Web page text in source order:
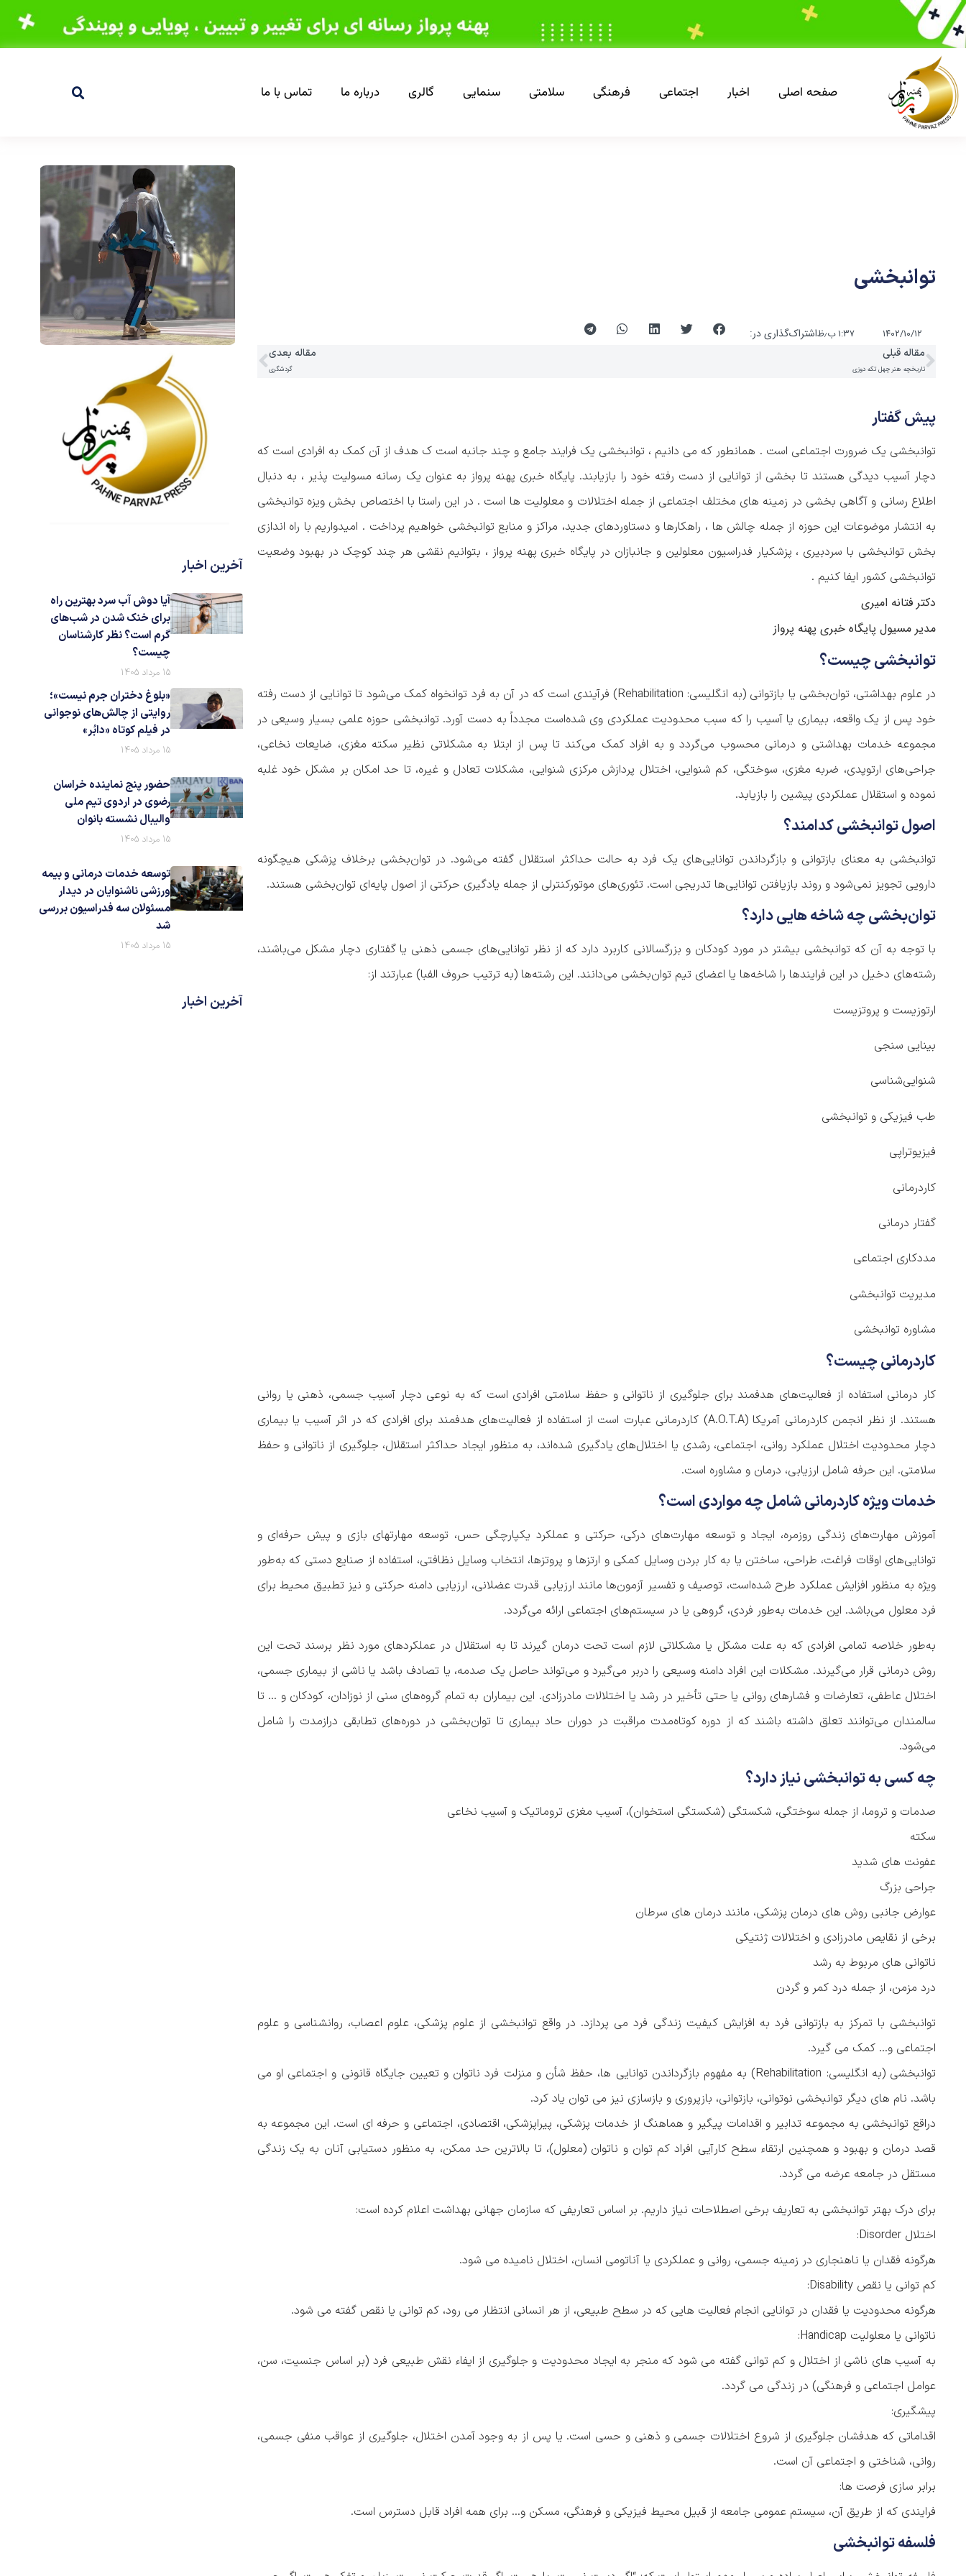
صفحه اصلی اخبار اجتماعی فرهنگی سلامتی سنمایی گالری درباره ما تماس با ما
توانبخشی
۱۴۰۲/۱۰/۱۲ ۱:۳۷ ب٫ظ اشتراک‌گذاری در:
مقاله قبلی
تاریخچه هنر چهل تکه دوزی
مقاله بعدی
گردشگری
پیش گفتار
توانبخشی یک ضرورت اجتماعی است . همانطور که می دانیم ، توانبخشی یک فرایند جامع و چند جانبه است ک هدف از آن کمک به افرادی است که
دچار آسیب دیدگی هستند تا بخشی از توانایی از دست رفته خود را بازیابند. پایگاه خبری پهنه پرواز به عنوان یک رسانه مسولیت پذیر ، به دنبال
اطلاع رسانی و آگاهی بخشی در زمینه های مختلف اجتماعی از جمله اختلالات و معلولیت ها است . در این راستا با اختصاص بخش ویزه توانبخشی
به انتشار موضوعات این حوزه از جمله چالش ها ، راهکارها و دستاوردهای جدید، مراکز و منابع توانبخشی خواهیم پرداخت . امیدواریم با راه اندازی
بخش توانبخشی با سردبیری ، پزشکیار فدراسیون معلولین و جانبازان در پایگاه خبری پهنه پرواز ، بتوانیم نقشی هر چند کوچک در بهبود وضعیت
توانبخشی کشور ایفا کنیم .
دکتر فتانه امیری
مدیر مسیول پایگاه خبری پهنه پرواز
توانبخشی چیست؟
در علوم بهداشتی، توان‌بخشی یا بازتوانی (به انگلیسی: Rehabilitation) فرآیندی است که در آن به فرد توانخواه کمک می‌شود تا توانایی از دست رفته
خود پس از یک واقعه، بیماری یا آسیب را که سبب محدودیت عملکردی وی شده‌است مجدداً به دست آورد. توانبخشی حوزه علمی بسیار وسیعی در
مجموعه خدمات بهداشتی و درمانی محسوب می‌گردد و به افراد کمک می‌کند تا پس از ابتلا به مشکلاتی نظیر سکته مغزی، ضایعات نخاعی،
جراحی‌های ارتوپدی، ضربه مغزی، سوختگی، کم شنوایی، اختلال پردازش مرکزی شنوایی، مشکلات تعادل و غیره، تا حد امکان بر مشکل خود غلبه
نموده و استقلال عملکردی پیشین را بازیابد.
اصول توانبخشی کدامند؟
توانبخشی به معنای بازتوانی و بازگرداندن توانایی‌های یک فرد به حالت حداکثر استقلال گفته می‌شود. در توان‌بخشی برخلاف پزشکی هیچگونه
دارویی تجویز نمی‌شود و روند بازیافتن توانایی‌ها تدریجی است. تئوری‌های موتورکنترلی از جمله یادگیری حرکتی از اصول پایه‌ای توان‌بخشی هستند.
توان‌بخشی چه شاخه هایی دارد؟
با توجه به آن که توانبخشی بیشتر در مورد کودکان و بزرگسالانی کاربرد دارد که از نظر توانایی‌های جسمی ذهنی یا گفتاری دچار مشکل می‌باشند،
رشته‌های دخیل در این فرایندها را شاخه‌ها یا اعضای تیم توان‌بخشی می‌دانند. این رشته‌ها (به ترتیب حروف الفبا) عبارتند از:
ارتوزیست و پروتزیست
بینایی سنجی
شنوایی‌شناسی
طب فیزیکی و توانبخشی
فیزیوتراپی
کاردرمانی
گفتار درمانی
مددکاری اجتماعی
مدیریت توانبخشی
مشاوره توانبخشی
کاردرمانی چیست؟
کار درمانی استفاده از فعالیت‌های هدفمند برای جلوگیری از ناتوانی و حفظ سلامتی افرادی است که به نوعی دچار آسیب جسمی، ذهنی یا روانی
هستند. از نظر انجمن کاردرمانی آمریکا (A.O.T.A) کاردرمانی عبارت است از استفاده از فعالیت‌های هدفمند برای افرادی که در اثر آسیب یا بیماری
دچار محدودیت اختلال عملکرد روانی، اجتماعی، رشدی یا اختلال‌های یادگیری شده‌اند، به منظور ایجاد حداکثر استقلال، جلوگیری از ناتوانی و حفظ
سلامتی. این حرفه شامل ارزیابی، درمان و مشاوره است.
خدمات ویژه کاردرمانی شامل چه مواردی است؟
آموزش مهارت‌های زندگی روزمره، ایجاد و توسعه مهارت‌های درکی، حرکتی و عملکرد یکپارچگی حس، توسعه مهارتهای بازی و پیش حرفه‌ای و
توانایی‌های اوقات فراغت، طراحی، ساختن یا به کار بردن وسایل کمکی و ارتزها و پروتزها، انتخاب وسایل نظافتی، استفاده از صنایع دستی که به‌طور
ویژه به منظور افزایش عملکرد طرح شده‌است، توصیف و تفسیر آزمون‌ها مانند ارزیابی قدرت عضلانی، ارزیابی دامنه حرکتی و نیز تطبیق محیط برای
فرد معلول می‌باشد. این خدمات به‌طور فردی، گروهی یا در سیستم‌های اجتماعی ارائه می‌گردد.
به‌طور خلاصه تمامی افرادی که به علت مشکل یا مشکلاتی لازم است تحت درمان گیرند تا به استقلال در عملکردهای مورد نظر برسند تحت این
روش درمانی قرار می‌گیرند. مشکلات این افراد دامنه وسیعی را دربر می‌گیرد و می‌تواند حاصل یک صدمه، یا تصادف باشد یا ناشی از بیماری جسمی،
اختلال عاطفی، تعارضات و فشارهای روانی یا حتی تأخیر در رشد یا اختلالات مادرزادی. این بیماران به تمام گروه‌های سنی از نوزادان، کودکان و … تا
سالمندان می‌توانند تعلق داشته باشند که از دوره کوتاه‌مدت مراقبت در دوران حاد بیماری تا توان‌بخشی در دوره‌های تطابقی درازمدت را شامل
می‌شود.
چه کسی به توانبخشی نیاز دارد؟
صدمات و تروما، از جمله سوختگی، شکستگی (شکستگی استخوان)، آسیب مغزی تروماتیک و آسیب نخاعی
سکته
عفونت های شدید
جراحی بزرگ
عوارض جانبی روش های درمان پزشکی، مانند درمان های سرطان
برخی از نقایص مادرزادی و اختلالات ژنتیکی
ناتوانی های مربوط به رشد
درد مزمن، از جمله درد کمر و گردن
توانبخشی با تمرکز به بازتوانی فرد به افزایش کیفیت زندگی فرد می پردازد. در واقع توانبخشی از علوم پزشکی، علوم اعصاب، روانشناسی و علوم
اجتماعی و… کمک می گیرد.
توانبخشی (به انگلیسی: Rehabilitation) به مفهوم بازگرداندن توانایی ها، حفظ شأن و منزلت فرد ناتوان و تعیین جایگاه قانونی و اجتماعی او می
باشد. نام های دیگر توانبخشی نوتوانی، بازتوانی، بازپروری و بازسازی نیز می توان یاد کرد.
دراقع توانبخشی به مجموعه تدابیر و اقدامات پیگیر و هماهنگ از خدمات پزشکی، پیراپزشکی، اقتصادی، اجتماعی و حرفه ای است. این مجموعه به
قصد درمان و بهبود و همچنین ارتقاء سطح کارآیی افراد کم توان و ناتوان (معلول)، تا بالاترین حد ممکن، به منظور دستیابی آنان به یک زندگی
مستقل در جامعه عرضه می گردد.
برای درک بهتر توانبخشی به تعاریف برخی اصطلاحات نیاز داریم. بر اساس تعاریفی که سازمان جهانی بهداشت اعلام کرده است:
اختلال Disorder:
هرگونه فقدان یا ناهنجاری در زمینه جسمی، روانی و عملکردی یا آناتومی انسان، اختلال نامیده می شود.
کم توانی یا نقص Disability:
هرگونه محدودیت یا فقدان در توانایی انجام فعالیت هایی که در سطح طبیعی، از هر انسانی انتظار می رود، کم توانی یا نقص گفته می شود.
ناتوانی یا معلولیت Handicap:
به آسیب های ناشی از اختلال و کم توانی گفته می شود که منجر به ایجاد محدودیت و جلوگیری از ایفاء نقش طبیعی فرد (بر اساس جنسیت، سن،
عوامل اجتماعی و فرهنگی) در زندگی می گردد.
پیشگیری:
اقداماتی که هدفشان جلوگیری از شروع اختلالات جسمی و ذهنی و حسی است. یا پس از به وجود آمدن اختلال، جلوگیری از عواقب منفی جسمی،
روانی، شناختی و اجتماعی آن است.
برابر سازی فرصت ها:
فرایندی که از طریق آن، سیستم عمومی جامعه از قبیل محیط فیزیکی و فرهنگی، مسکن و… برای همه افراد قابل دسترس است.
فلسفه توانبخشی
آخرین اخبار
آیا دوش آب سرد بهترین راه
برای خنک شدن در شب‌های
گرم است؟ نظر کارشناسان
چیست؟
15 مرداد 1405
«بلوغ دختران جرم نیست»؛
روایتی از چالش‌های نوجوانی
در فیلم کوتاه «دابُر»
15 مرداد 1405
حضور پنج نماینده خراسان
رضوی در اردوی تیم ملی
والیبال نشسته بانوان
15 مرداد 1405
توسعه خدمات درمانی و بیمه
ورزشی ناشنوایان در دیدار
مسئولان سه فدراسیون بررسی
شد
15 مرداد 1405
آخرین اخبار